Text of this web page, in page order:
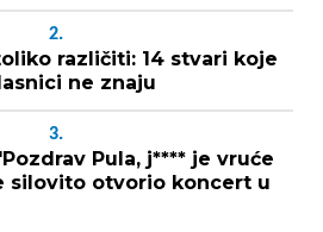
2.
različiti: 14 stvari koje
ne znaju
3.
Pula, j**** je vruće
silovito otvorio koncert u